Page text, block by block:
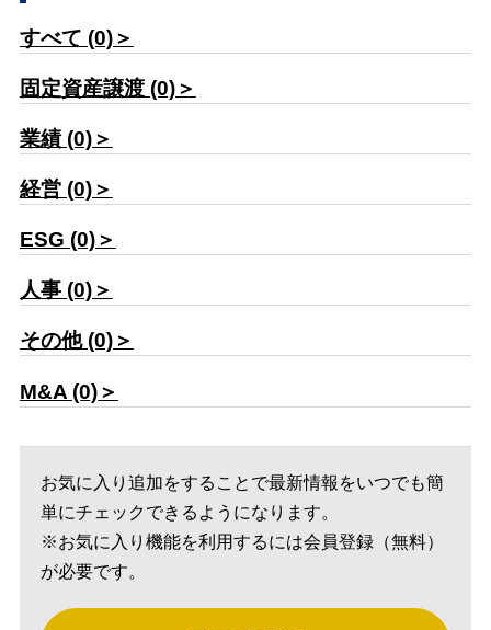
すべて (0)＞
固定資産譲渡 (0)＞
業績 (0)＞
経営 (0)＞
ESG (0)＞
人事 (0)＞
その他 (0)＞
M&A (0)＞
お気に入り追加をすることで最新情報をいつでも簡
単にチェックできるようになります。
※お気に入り機能を利用するには会員登録（無料）
が必要です。